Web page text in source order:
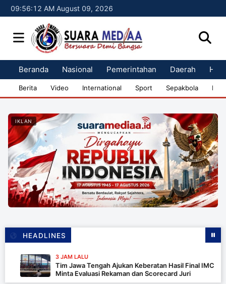
09:56:13 AM August 09, 2026
Beranda Nasional Pemerintahan Daerah
Berita Video International Sport Sepakbola
IKLAN
HEADLINES
3 JAM LALU
Tim Jawa Tengah Ajukan Keberatan Hasil Final IMC 2026,
Minta Evaluasi Rekaman dan Scorecard Juri